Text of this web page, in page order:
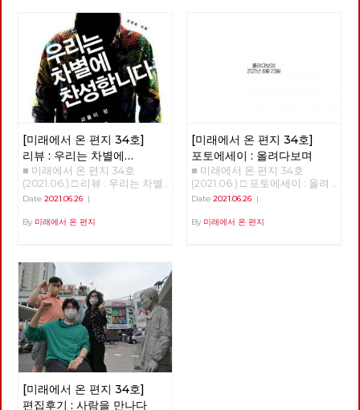
강을 건너야 했지만, 폭염을 피
하기 위해 북한산의 숲길부터 걷
기로 경로를 변경했다. 가을까지
북한산에서 보내고, 초겨울 다시
광나루에서 한강을 건넜다. 혹한
이 거셌던 2021년 1월, 중대재해
기업처벌법 제정을 요구하며 국
회 앞에서 단식투쟁을 이어가던
무렵에는 여의도 샛강을 따라 한
국 정치의 경계, 국회의사당 주
변을 걷기도 했다. 사실 경계사
진의 목표는 지리적 경계를 넘어
정치적 경계를 확인하고 그 경계
를 넘어서는 것이었으니, 국회
담장이야말로 노동자 민중이 넘
어야 할 가장 멀고 높은 경계였
다. 관악산에서 진달래꽃과 함
께 봄을 맞이한 후 안양천과 한
마침내 도봉산을 지나 출발지였
던 서울창포원에 도착했다. 서울
경계의 숲과 마을을 걸으며 사계
절을 다 보낸 셈이다. 지역 주민
들의 휴식을 위해서건 관광수익
을 위해서건 지자체마다 둘레길
조성 붐이 일고 있지만, 경계사
진이 걸었던 공간과 시간은 달랐
다. 23차 마지막 출사 역시 서울
둘레길이라는 경계를 벗어나, 이
재유 선생이 체포된 곳으로 추정
제정과 개정, 당의 조직진로나
주요정책 및 사업방향에 관한 결
정 등을 합니다. 이날 선출된 10
명의 당대회 준비위원들은 당대
회에서 함께 논의하고 결정할 안
건을 준비하고, 전국순회토론회
및 본행사를 기획합니다. 현재
예정대로라면 2021년 정기당대
회는 9월 11일 개최합니다. 당대
회가 노동당의 미래를 위한 토론
과 전국 당원들이 함께하는 축제
의 장이 되자면, 당원들의 많은
관심과 참여가 필요합니다. 같
은 날, 전국위원회는 22년 대선
과 지선에 대한 노동당의 기본방
세와 함께 당의 성장을 고려하면
지역정치를 강화한다는 목표 아
래 4대 기본방침을 채택했습니
다. 첫째, 2024년 총선까지 고
려하여 2022년 대선과 지선을
전략적으로 배치, 공약과 후보를
준비한다. 둘째, 사회주의 좌파
공동대응을 추진하며, 대선의 경
우 원탁회의를 통해 긍정적 논의
결과를 끌어내며, 제진보좌파 세
든 광역당부에서 지방선거 출마
를 준비하고, 그 결과로 지방의
상승해 지금과 같은 대륙 모양이
에서 태어난 현생 인류가 전세계
에 지금 같은 문명을 형성하며
살고 있다. 우리가 사는 지금을
신생대 제4기 가운데 충적세라
고 부르는 것은 이렇게 충적 평
야가 생겨난 까닭이다. 한데 지
후 급상승하고 있다. 또 이산화
년대를 겨냥하던 이른바 ‘레트로
retro’ 또는 ‘뉴트로newtro’ 경
향은, [암살](2015), [덕혜옹주]
(2016), [미스터 션샤인](2018)
등과 함께 이제는 1920~30년대
전후로까지 거슬러 올라가고 있
습니다. 그 결과, 50년 전은 물론
이고 100년 전의 의상과 소품,
건축까지 영화 세트나 사진 스튜
디오를 벗어나 골목으로, 일상으
로 쏟아져 나오고 있습니다. 그
리고 이 복고 경향 속에서, 과거
는 물론이고 현재를 살아냈던 사
람들의 자취는 그들이 걸었던 길
과 함께 지워지곤 합니다. 복고
의 소비는, 그 시대를 이미 경험
한 세대에게는 향수와 그리움을,
그 시대를 처음 경험하는 세대에
에 지쳐 있는 현대인들은, 이미
지나간 과거를 소비하며 안정감
을 느낀답니다. 게다가 복고 문
화의 소비는 스마트폰으로 자신
의 삶을 전시하는 것이 일상화된
시대에 필요한 특별한 배경과 소
품을 마련해 줍니다. 100년 전
경성의 ‘모던보이’나 ‘모던걸’의
의상을 입고 ‘전차’를 타고 도착
한 ‘다방’에 앉아 ‘가베’를 마시는
‘경성레트로’도 그 중 하나입니
미국의 허리케인과도 같은 의외
의 변화를 일으키기도 했다. 아
어났으며, 완전하다고 할 수는
없지만 예방백신과 치료제들이
만들어졌다. 또한, 어떤 방역체
계가 잘 작동하는지 아닌 지를
판별할 수 있는 경험들도 쌓이기
시작했다. 그와 함께, 이 바이러
스의 창궐이 우리의 삶에 어떤
변화를 가져올까 하는 점에 대한
[미래에서 온 편지 34호]
리뷰 : 우리는 차별에
찬성합니다
■ 미래에서 온 편지 34호
(2021.06.) □ 리뷰 : 우리는 차별
에 찬성합니다 김혜리 오찬호
(개마고원, 2013) "이렇게 다시
요... 어떻게 세상이 이렇게까지
됐는지, 참..." 이 대화는 소박한
자유인 후지이 모임에서 <우리
는 차별에 찬성합니다>를 읽고
토론하던 중, 휴식 시간에 모임
구성원인 박수영 동지와 나눈 것
이다. 이 책을 읽고 나서 가장 기
억에 남은 것은 책 내용보다도
위의 대화였다. 박수영 동지는
몇 번이고 미안하다고 말했다.
이상하고 괴상한 사회를 위로가
바꿀 순 없지만, 난 고마웠다. 늘
Date 2021.06.26 |
By 미래에서 온 편지
[미래에서 온 편지 34호]
포토에세이 : 올려다보며
■ 미래에서 온 편지 34호
(2021.06.) □ 포토에세이 : 올려
다보며 <작성: 이용규>
Date 2021.06.26|
By 미래에서 온 편지
[미래에서 온 편지 34호]
편집후기 : 사람을 만나다